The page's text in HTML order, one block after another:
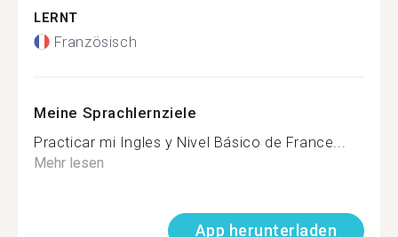
LERNT
Französisch
Meine Sprachlernziele
Practicar mi Ingles y Nivel Básico de France...
Mehr lesen
App herunterladen